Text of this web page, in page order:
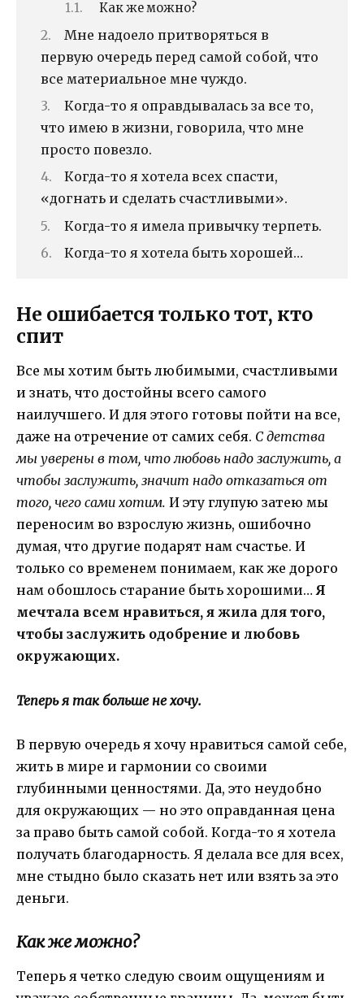
Как же можно?
Мне надоело притворяться в
первую очередь перед самой собой, что
все материальное мне чуждо.
Когда-то я оправдывалась за все то,
что имею в жизни, говорила, что мне
просто повезло.
Когда-то я хотела всех спасти,
«догнать и сделать счастливыми».
Когда-то я имела привычку терпеть.
Когда-то я хотела быть хорошей…
Не ошибается только тот, кто
спит
Все мы хотим быть любимыми, счастливыми
и знать, что достойны всего самого
наилучшего. И для этого готовы пойти на все,
даже на отречение от самих себя. С детства
мы уверены в том, что любовь надо заслужить, а
чтобы заслужить, значит надо отказаться от
того, чего сами хотим. И эту глупую затею мы
переносим во взрослую жизнь, ошибочно
думая, что другие подарят нам счастье. И
только со временем понимаем, как же дорого
нам обошлось старание быть хорошими…Я
мечтала всем нравиться, я жила для того,
чтобы заслужить одобрение и любовь
окружающих.
Теперь я так больше не хочу.
В первую очередь я хочу нравиться самой себе,
жить в мире и гармонии со своими
глубинными ценностями. Да, это неудобно
для окружающих — но это оправданная цена
за право быть самой собой. Когда-то я хотела
получать благодарность. Я делала все для всех,
мне стыдно было сказать нет или взять за это
деньги.
Как же можно?
Теперь я четко следую своим ощущениям и